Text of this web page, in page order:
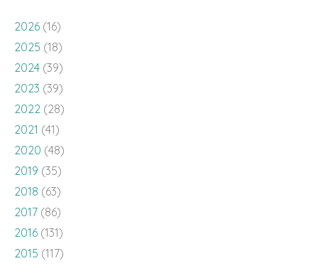
2026 (16)
2025 (18)
2024 (39)
2023 (39)
2022 (28)
2021 (41)
2020 (48)
2019 (35)
2018 (63)
2017 (86)
2016 (131)
2015 (117)